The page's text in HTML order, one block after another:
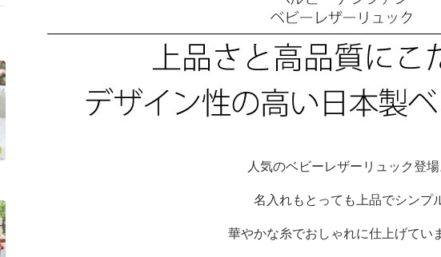
人気のベビーレザーリュック登
名入れもとっても上品でシンプ
華やかな糸でおしゃれに仕上げてい